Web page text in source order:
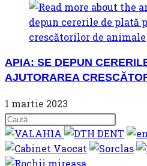
APIA: SE DEPUN
AJUTORAREA
1 martie 2023